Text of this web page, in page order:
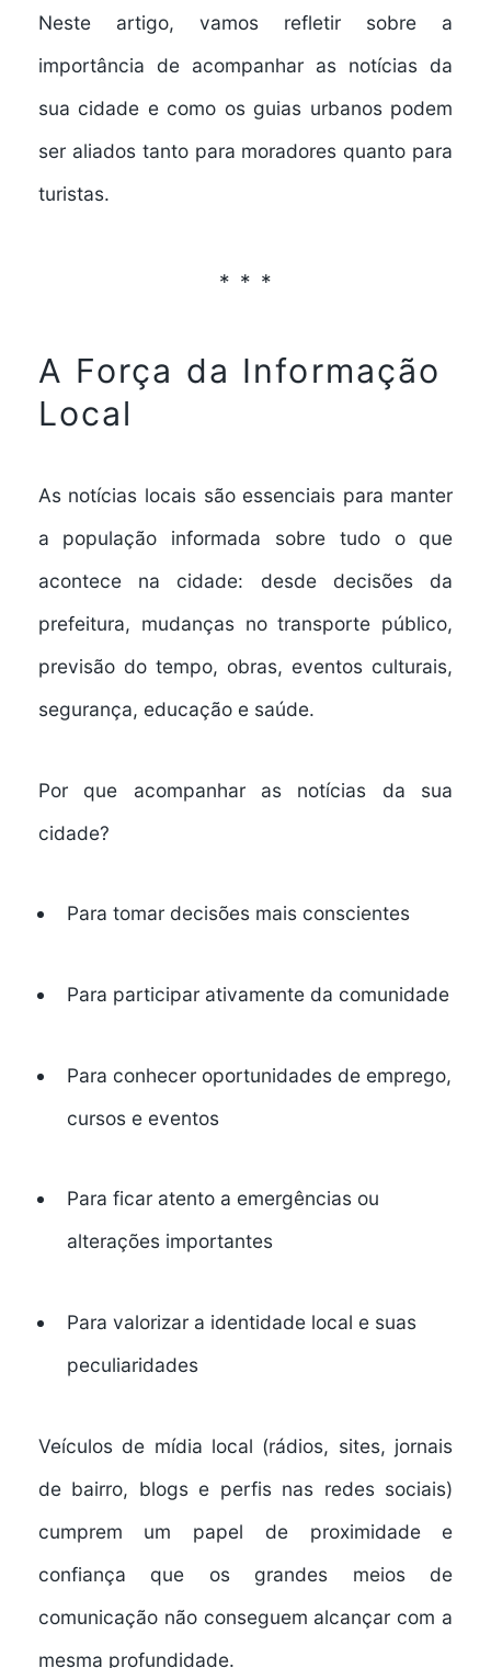
Neste artigo, vamos refletir sobre a
importância de acompanhar as notícias da
sua cidade e como os guias urbanos podem
ser aliados tanto para moradores quanto para
turistas.
A Força da Informação
Local
As notícias locais são essenciais para manter
a população informada sobre tudo o que
acontece na cidade: desde decisões da
prefeitura, mudanças no transporte público,
previsão do tempo, obras, eventos culturais,
segurança, educação e saúde.
Por que acompanhar as notícias da sua
cidade?
Para tomar decisões mais conscientes
Para participar ativamente da comunidade
Para conhecer oportunidades de emprego,
cursos e eventos
Para ficar atento a emergências ou
alterações importantes
Para valorizar a identidade local e suas
peculiaridades
Veículos de mídia local (rádios, sites, jornais
de bairro, blogs e perfis nas redes sociais)
cumprem um papel de proximidade e
confiança que os grandes meios de
comunicação não conseguem alcançar com a
mesma profundidade.